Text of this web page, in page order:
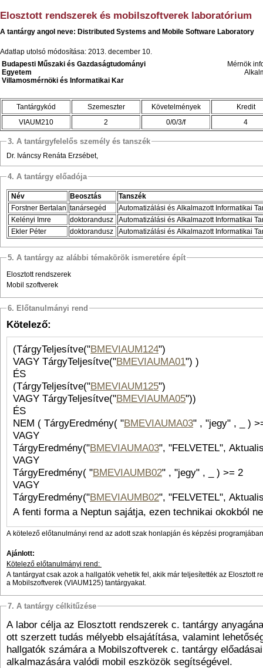
Elosztott rendszerek és mobilszoftverek laboratórium
A tantárgy angol neve: Distributed Systems and Mobile Software Laboratory
Adatlap utolsó módosítása: 2013. december 10.
Budapesti Műszaki és Gazdaságtudományi
Egyetem
Villamosmérnöki és Informatikai Kar
Mérnök
Tantárgykód Szemeszter Követelmények
Kredit
VIAUM210
2 0/0/3/f 4
3. A tantárgyfelelős személy és tanszék
Dr. Iváncsy Renáta Erzsébet,
4. A tantárgy előadója
Név Beosztás
Tanszék
Forstner Bertalan tanársegéd
Automatizálási és Alkalmazott Informatikai
Kelényi Imre
doktorandusz
Automatizálási és Alkalmazott Informatikai
Ekler Péter
doktorandusz Automatizálási és Alkalmazott Informatikai
5. A tantárgy az alábbi témakörök ismeretére épít
Elosztott rendszerek
Mobil szoftverek
6. Előtanulmányi rend
Kötelező:
(TárgyTeljesítve("BMEVIAUM124")
VAGY TárgyTeljesítve("BMEVIAUMA01") )
ÉS
(TárgyTeljesítve("BMEVIAUM125")
VAGY TárgyTeljesítve("BMEVIAUMA05"))
ÉS
NEM ( TárgyEredmény( "BMEVIAUMA03
" ,
VAGY
TárgyEredmény("BMEVIAUMA03", "FELVETEL",
VAGY
TárgyEredmény( "BMEVIAUMB02
" , "jegy" , _ ) >= 2
VAGY
TárgyEredmény("BMEVIAUMB02", "FELVETEL",
A fenti forma a Neptun sajátja, ezen technikai okokból
A kötelező előtanulmányi rend az adott szak honlapján és képzési
Ajánlott:
Kötelező előtanulmányi rend:
A tantárgyat csak azok a hallgatók vehetik fel, akik már teljesítették az Elosztott
a Mobilszoftverek (VIAUM125) tantárgyakat.
7. A tantárgy célkitűzése
A labor célja az Elosztott rendszerek c. tantárgy
ott szerzett tudás mélyebb elsajátítása, valamint
hallgatók számára a Mobilszoftverek c. tantárgy
alkalmazására valódi mobil eszközök segítségével.